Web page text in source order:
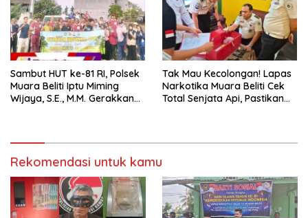
Sambut HUT ke-81 RI, Polsek
Muara Beliti Iptu Miming
Wijaya, S.E., M.M. Gerakkan
Tak Mau Kecolongan! Lapas
Narkotika Muara Beliti Cek
Total Senjata Api, Pastikan
Rekomendasi untuk kamu